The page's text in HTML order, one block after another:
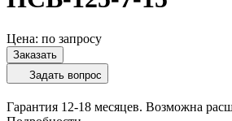
Цена: по запросу
Заказать
Задать вопрос
Гарантия 12-18 месяцев. Возможна